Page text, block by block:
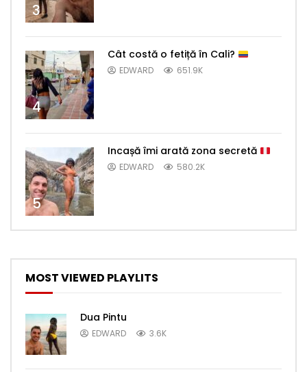
3
4
Cât costă o fetiță în Cali?
EDWARD 651.9K
5
Incașă îmi arată zona secretă
EDWARD 580.2K
MOST VIEWED PLAYLITS
Dua Pintu
EDWARD 3.6K